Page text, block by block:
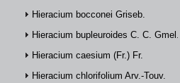
Hieracium bocconei Griseb.
Hieracium bupleuroides C. C. Gmel.
Hieracium caesium (Fr.) Fr.
Hieracium chlorifolium Arv.-Touv.